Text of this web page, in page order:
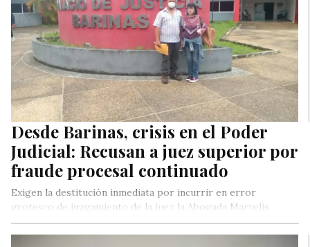
Desde Barinas, crisis en el Poder
Judicial: Recusan a juez superior por
fraude procesal continuado
Exigen la destitución inmediata por incurrir en error
grotesco de juzgamiento de la juez la Abogada Maryelis
Durán decidieron con una causa suspendida y no reanudada
legalmente por la omisión por los carteles de citación de